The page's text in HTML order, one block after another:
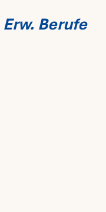
Erw. Berufe